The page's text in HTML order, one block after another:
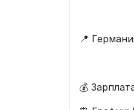
📍
💰